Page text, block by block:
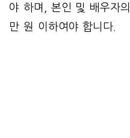
야 하며, 본인 및 배우자
만 원 이하여야 합니다.